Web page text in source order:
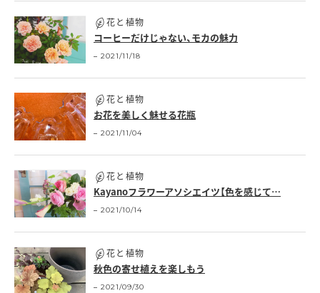
花と植物
コーヒーだけじゃない、モカの魅力
2021/11/18
花と植物
お花を美しく魅せる花瓶
2021/11/04
花と植物
Kayanoフラワーアソシエイツ【色を感じて…
2021/10/14
花と植物
秋色の寄せ植えを楽しもう
2021/09/30